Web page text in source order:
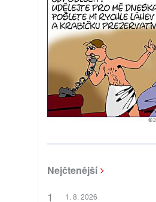
Nejčtenější
1. 8. 2026